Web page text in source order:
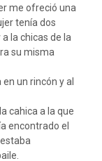
me ofreció una
tenía dos
la chicas de la
su misma
un rincón y al
cahica a la que
encontrado el